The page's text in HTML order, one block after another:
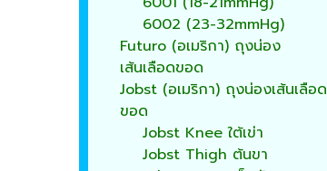
6002 (23-32mmHg)
Futuro (อเมริกา) ถุงน่อง
เส้นเลือดขอด
Jobst (อเมริกา) ถุงน่องเส้นเลือด
ขอด
Jobst Knee ใต้เข่า
Jobst Thigh ต้นขา